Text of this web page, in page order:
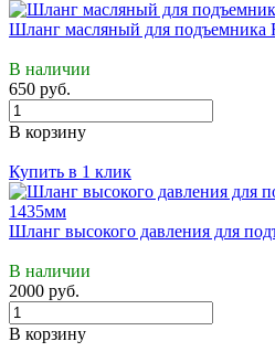
Шланг масляный для подъемника
В наличии
650 руб.
В корзину
Купить в 1 клик
Шланг высокого давления для
В наличии
2000 руб.
В корзину